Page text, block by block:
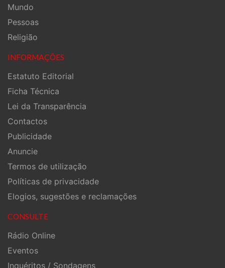
Mundo
Pessoas
Religião
INFORMAÇÕES
Estatuto Editorial
Ficha Técnica
Lei da Transparência
Contactos
Publicidade
Anuncie
Termos de utilização
Políticas de privacidade
Elogios, sugestões e reclamações
CONSULTE
Rádio Online
Eventos
Inquéritos / Sondagens